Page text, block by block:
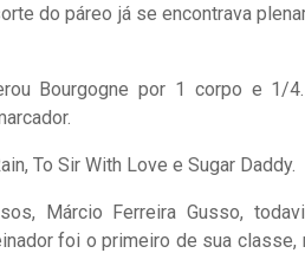
do páreo já se encontrava
Bourgogne por 1 corpo e 1/
To Sir With Love e Sugar Daddy.
Márcio Ferreira Gusso,
foi o primeiro de sua classe,